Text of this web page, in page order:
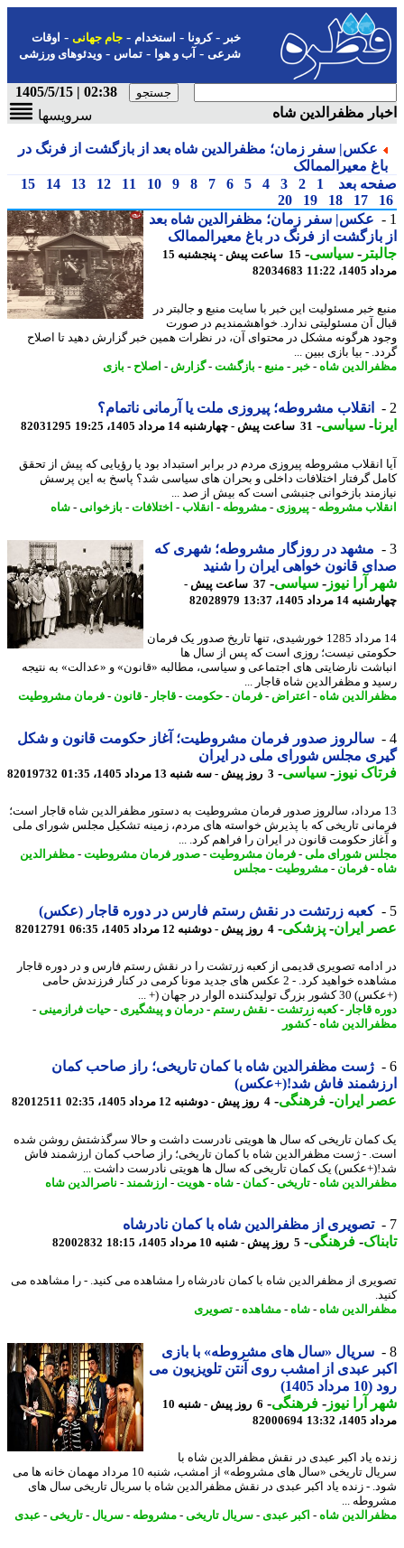
-کرونا-استخدام- جام جهانی-اوقات
شرعی-آب و هوا-تماس-ویدئوهای ورزشی
02:38 | 1405/5/15
مظفرالدین شاه
سرویسها
عکس| سفر زمان؛ مظفرالدین شاه بعد از بازگشت از فرنگ در
معیرالممالک
بعد
1
2
3
4
5
6
7
8
9
10
11
12
13
14
15
17
18
19
20
عکس| سفر زمان؛ مظفرالدین شاه بعد
بازگشت از فرنگ در باغ معیرالممالک
-سیاسی-
15 ساعت پیش - پنجشنبه 15
11:22
82034683
خبر مسئولیت این خبر با سایت منبع و جالبتر در
آن مسئولیتی ندارد. خواهشمندیم در صورت
هرگونه مشکل در محتوای آن، در نظرات همین خبر گزارش دهید تا اصلاح
- بیا بازی ببین ...
شاه -خبر-منبع -بازگشت-گزارش -اصلاح-بازی
انقلاب مشروطه؛ پیروزی ملت یا آرمانی ناتمام؟
-سیاسی-31 ساعت پیش - چهارشنبه 14 مرداد 1405، 19:25 82031295
انقلاب مشروطه پیروزی مردم در برابر استبداد بود یا رؤیایی که پیش از تحقق
گرفتار اختلافات داخلی و بحران های سیاسی شد؟ پاسخ به این پرسش
بازخوانی جنبشی است که بیش از صد ...
مشروطه -پیروزی - مشروطه -انقلاب-اختلافات-بازخوانی- شاه
مشهد در روزگار مشروطه؛ شهری که
قانون خواهی ایران را شنید
آرا نیوز-سیاسی-
37 ساعت پیش -
مرداد 1405، 13:37
82028979
14 مرداد 1285 خورشیدی، تنها تاریخ صدور یک فرمان
نیست؛ روزی است که پس از سال ها
نارضایتی های اجتماعی و سیاسی، مطالبه «قانون» و «عدالت» به نتیجه
و مظفرالدین شاه قاجار ...
شاه -اعتراض -فرمان -حکومت-قاجار-قانون-فرمان مشروطیت
سالروز صدور فرمان مشروطیت؛ آغاز حکومت قانون و شکل
مجلس شورای ملی در ایران
نیوز-سیاسی-3 روز پیش - سه شنبه 13 مرداد 1405، 01:35 82019732
مرداد، سالروز صدور فرمان مشروطیت به دستور مظفرالدین شاه قاجار است؛
تاریخی که با پذیرش خواسته های مردم، زمینه تشکیل مجلس شورای ملی
حکومت قانون در ایران را فراهم کرد. ...
شورای ملی -فرمان مشروطیت-صدور فرمان مشروطیت-مظفرالدین
-فرمان -مشروطیت-مجلس
کعبه زرتشت در نقش رستم فارس در دوره قاجار (عکس)
ایران- پزشکی-4 روز پیش - دوشنبه 12 مرداد 1405، 06:35 82012791
تصویری قدیمی از کعبه زرتشت را در نقش رستم فارس و در دوره قاجار
مشاهده خواهید کرد. - 2 عکس های جدید مونا کرمی در کنار فرزندش حامی
تولیدکننده الوار در جهان (+ ...
قاجار-کعبه زرتشت-نقش رستم -درمان و پیشگیری- حیات فرازمینی-
شاه -کشور
ژست مظفرالدین شاه با کمان تاریخی؛ راز صاحب کمان
فاش شد!(+عکس)
ایران- فرهنگی-4 روز پیش - دوشنبه 12 مرداد 1405، 02:35 82012511
تاریخی که سال ها هویتی نادرست داشت و حالا سرگذشتش روشن شده
- ژست مظفرالدین شاه با کمان تاریخی؛ راز صاحب کمان ارزشمند فاش
یک کمان تاریخی که سال ها هویتی نادرست داشت ...
شاه -تاریخی -کمان-شاه -هویت-ارزشمند-ناصرالدین شاه
تصویری از مظفرالدین شاه با کمان نادرشاه
-فرهنگی-5 روز پیش - شنبه 10 مرداد 1405، 18:15 82002832
از مظفرالدین شاه با کمان نادرشاه را مشاهده می کنید. - را مشاهده می
شاه -شاه -مشاهده-تصویری
سریال «سال های مشروطه» با بازی
عبدی از امشب روی آنتن تلویزیون می
1405)
آرا نیوز-فرهنگی-
6 روز پیش - شنبه 10
13:32
82000694
یاد اکبر عبدی در نقش مظفرالدین شاه با
سریال تاریخی «سال های مشروطه» از امشب، شنبه 10 مرداد مهمان خانه ها می
- زنده یاد اکبر عبدی در نقش مظفرالدین شاه با سریال تاریخی سال های
...
شاه -اکبر عبدی-سریال تاریخی -مشروطه -سریال-تاریخی -عبدی